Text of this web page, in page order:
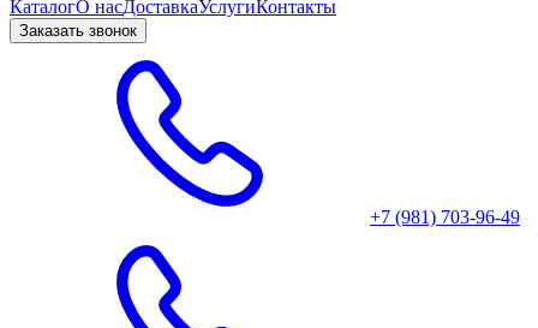
КаталогО насДоставкаУслугиКонтакты
Заказать звонок
+7 (981) 703-96-49